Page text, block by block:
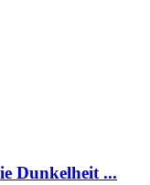
Dunkelheit ...